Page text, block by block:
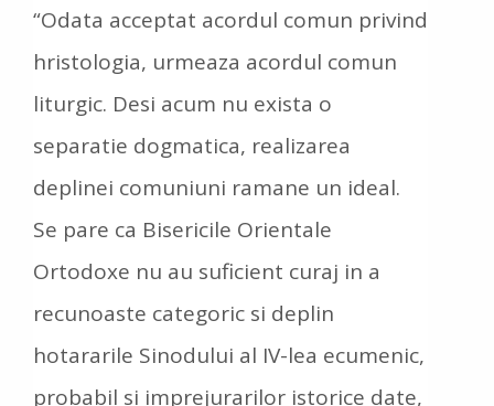
“Odata acceptat acordul comun privind
hristologia, urmeaza acordul comun
liturgic. Desi acum nu exista o
separatie dogmatica, realizarea
deplinei comuniuni ramane un ideal.
Se pare ca Bisericile Orientale
Ortodoxe nu au suficient curaj in a
recunoaste categoric si deplin
hotararile Sinodului al IV-lea ecumenic,
probabil si imprejurarilor istorice date,